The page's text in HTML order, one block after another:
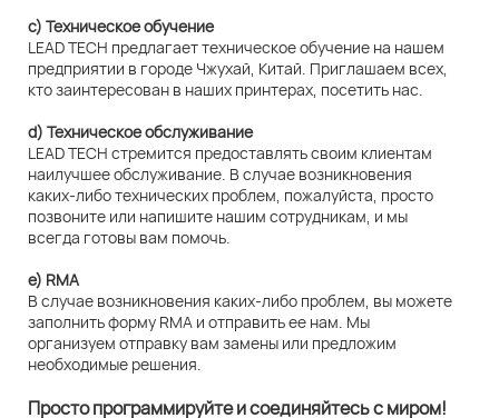
c) Техническое обучение
LEAD TECH предлагает техническое обучение на нашем
предприятии в городе Чжухай, Китай. Приглашаем всех,
кто заинтересован в наших принтерах, посетить нас.
d) Техническое обслуживание
LEAD TECH стремится предоставлять своим клиентам
наилучшее обслуживание. В случае возникновения
каких-либо технических проблем, пожалуйста, просто
позвоните или напишите нашим сотрудникам, и мы
всегда готовы вам помочь.
e) RMA
В случае возникновения каких-либо проблем, вы можете
заполнить форму RMA и отправить ее нам. Мы
организуем отправку вам замены или предложим
необходимые решения.
Просто программируйте и соединяйтесь с миром!